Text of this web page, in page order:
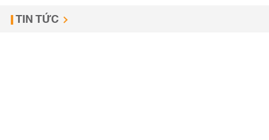
TIN TỨC